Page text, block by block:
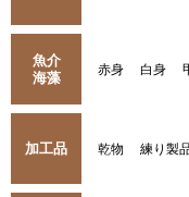
魚介
海藻
赤身 白身
加工品 乾物 練り製